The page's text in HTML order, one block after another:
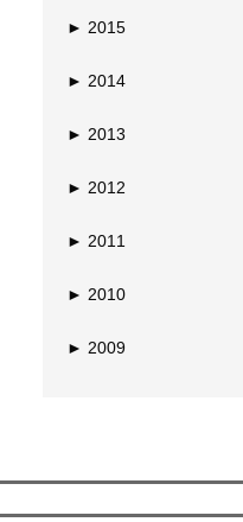
► 2015
► 2014
► 2013
► 2012
► 2011
► 2010
► 2009